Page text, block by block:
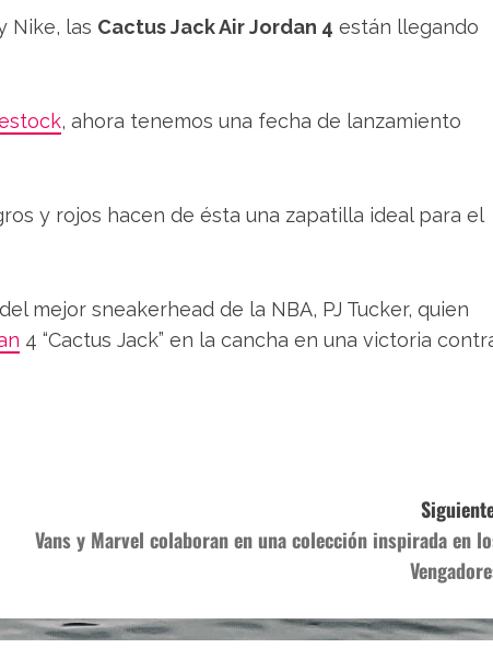
Nike, las Cactus Jack Air Jordan 4 están llegando
, ahora tenemos una fecha de lanzamiento
y rojos hacen de ésta una zapatilla ideal para el
mejor sneakerhead de la NBA, PJ Tucker, quien
4 “Cactus Jack” en la cancha en una victoria
Vans y Marvel colaboran en una colección inspirada en